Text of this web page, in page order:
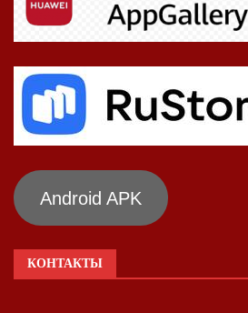
Android APK
КОНТАКТЫ